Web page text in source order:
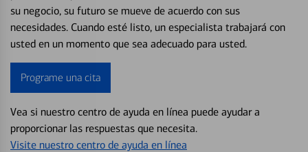
su negocio, su futuro se mueve de acuerdo con sus
necesidades. Cuando esté listo, un especialista trabajará con
usted en un momento que sea adecuado para usted.
Programe una cita
Vea si nuestro centro de ayuda en línea puede ayudar a
proporcionar las respuestas que necesita.
Visite nuestro centro de ayuda en línea